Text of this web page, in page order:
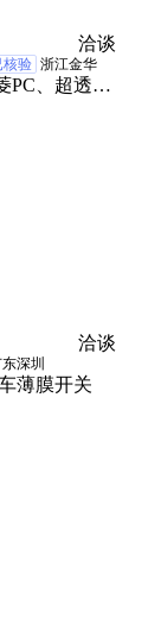
洽谈
核验 浙江金华
PC、超透明
洽谈
深圳
薄膜开关